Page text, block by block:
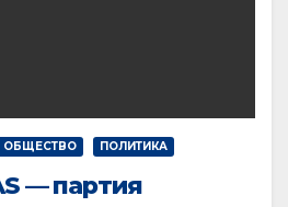
ОБЩЕСТВО ПОЛИТИКА
— партия